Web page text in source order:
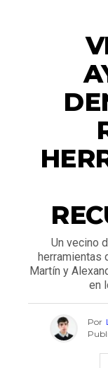
Un vecino
herramientas
Martín y
en
Por